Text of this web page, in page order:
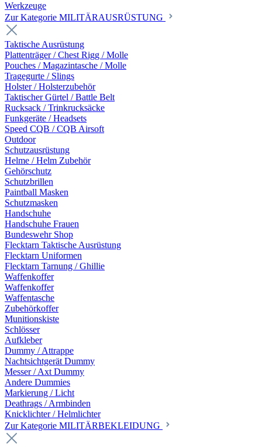
Werkzeuge
Zur Kategorie MILITÄRAUSRÜSTUNG
Taktische Ausrüstung
Plattenträger / Chest Rigg / Molle
Pouches / Magazintasche / Molle
Tragegurte / Slings
Holster / Holsterzubehör
Taktischer Gürtel / Battle Belt
Rucksack / Trinkrucksäcke
Funkgeräte / Headsets
Speed CQB / CQB Airsoft
Outdoor
Schutzausrüstung
Helme / Helm Zubehör
Gehörschutz
Schutzbrillen
Paintball Masken
Schutzmasken
Handschuhe
Handschuhe Frauen
Bundeswehr Shop
Flecktarn Taktische Ausrüstung
Flecktarn Uniformen
Flecktarn Tarnung / Ghillie
Waffenkoffer
Waffenkoffer
Waffentasche
Zubehörkoffer
Munitionskiste
Schlösser
Aufkleber
Dummy / Attrappe
Nachtsichtgerät Dummy
Messer / Axt Dummy
Andere Dummies
Markierung / Licht
Deathrags / Armbinden
Knicklichter / Helmlichter
Zur Kategorie MILITÄRBEKLEIDUNG